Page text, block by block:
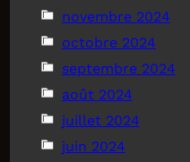
novembre 2024
octobre 2024
septembre 2024
août 2024
juillet 2024
juin 2024